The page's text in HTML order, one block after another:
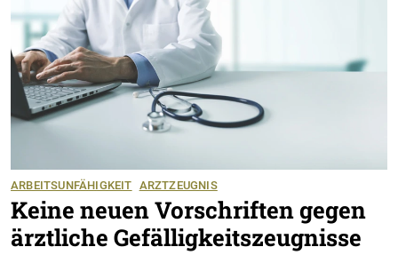
ARBEITSUNFÄHIGKEIT ARZTZEUGNIS
Keine neuen Vorschriften gegen
ärztliche Gefälligkeitszeugnisse